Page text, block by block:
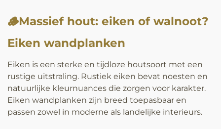
🪵Massief hout: eiken of walnoot?
Eiken wandplanken
Eiken is een sterke en tijdloze houtsoort met een
rustige uitstraling. Rustiek eiken bevat noesten en
natuurlijke kleurnuances die zorgen voor karakter.
Eiken wandplanken zijn breed toepasbaar en
passen zowel in moderne als landelijke interieurs.